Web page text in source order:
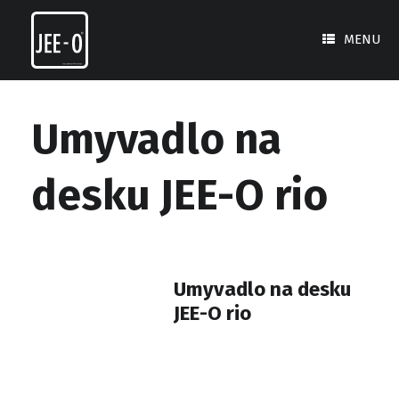
content
MENU
Umyvadlo na
desku JEE-O rio
Umyvadlo na desku
JEE-O rio